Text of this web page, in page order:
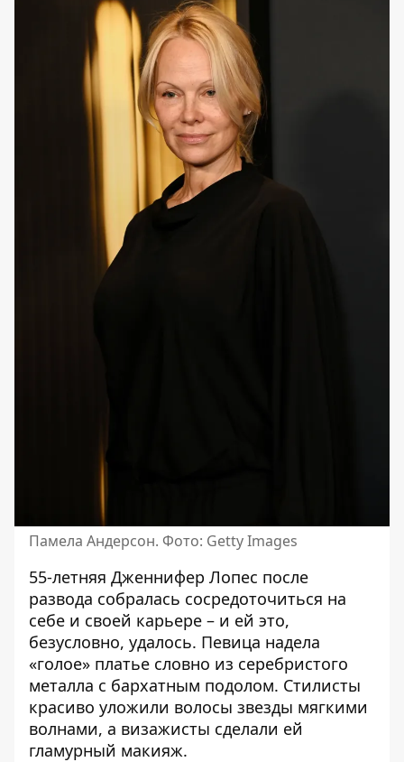
Памела Андерсон. Фото: Getty Images
55-летняя Дженнифер Лопес после
развода собралась сосредоточиться на
себе и своей карьере – и ей это,
безусловно, удалось. Певица надела
«голое» платье словно из серебристого
металла с бархатным подолом. Стилисты
красиво уложили волосы звезды мягкими
волнами, а визажисты сделали ей
гламурный макияж.